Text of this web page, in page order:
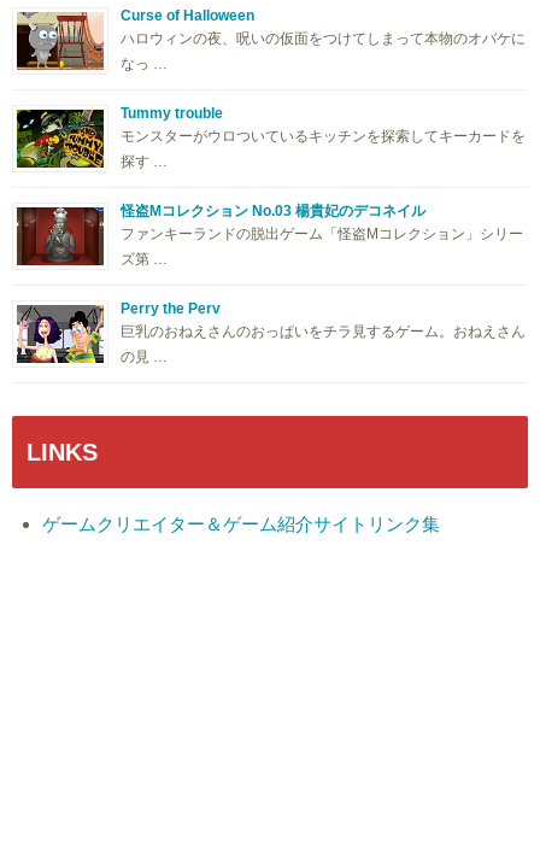
Curse of Halloween
ハロウィンの夜、呪いの仮面をつけてしまって本物のオバケに
なっ …
Tummy trouble
モンスターがウロついているキッチンを探索してキーカードを
探す …
怪盗Mコレクション No.03 楊貴妃のデコネイル
ファンキーランドの脱出ゲーム「怪盗Mコレクション」シリー
ズ第 …
Perry the Perv
巨乳のおねえさんのおっぱいをチラ見するゲーム。おねえさん
の見 …
LINKS
ゲームクリエイター＆ゲーム紹介サイトリンク集